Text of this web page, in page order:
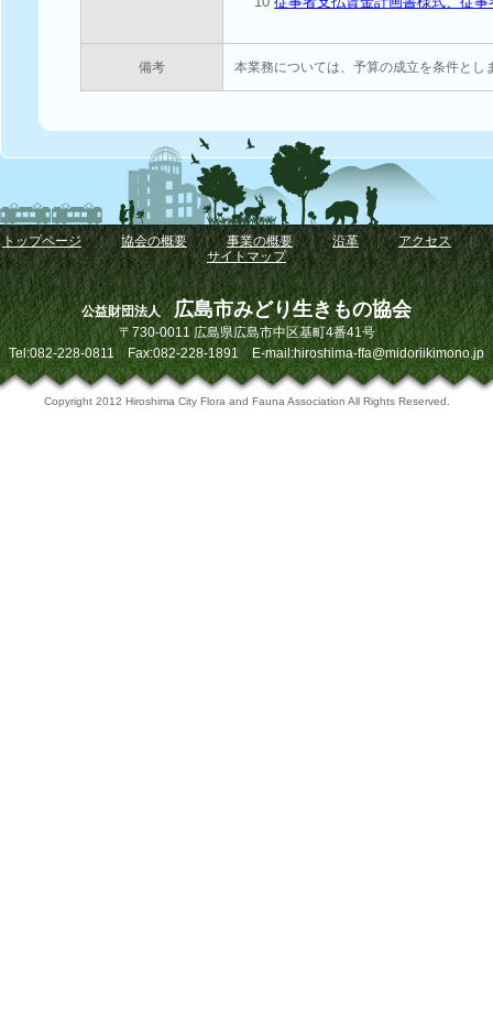
備考 本業務については、予算の成立を条件とし
トップページ｜ 協会の概要｜ 事業の概要 ｜沿革 ｜アクセス｜
サイトマップ
公益財団法人広島市みどり生きもの協会
〒730-0011 広島県広島市中区基町4番41号
Tel:082-228-0811 Fax:082-228-1891 E-mail:hiroshima-ffa@midoriikimono.jp
Copyright 2012 Hiroshima City Flora and Fauna Association All Rights Reserved.